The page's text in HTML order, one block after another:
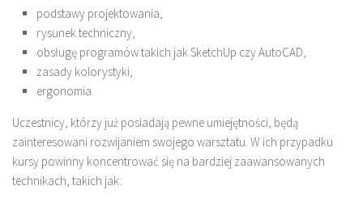
podstawy projektowania,
rysunek techniczny,
obsługę programów takich jak SketchUp czy AutoCAD,
zasady kolorystyki,
ergonomia.
Uczestnicy, którzy już posiadają pewne umiejętności, będą
zainteresowani rozwijaniem swojego warsztatu. W ich przypadku
kursy powinny koncentrować się na bardziej zaawansowanych
technikach, takich jak: